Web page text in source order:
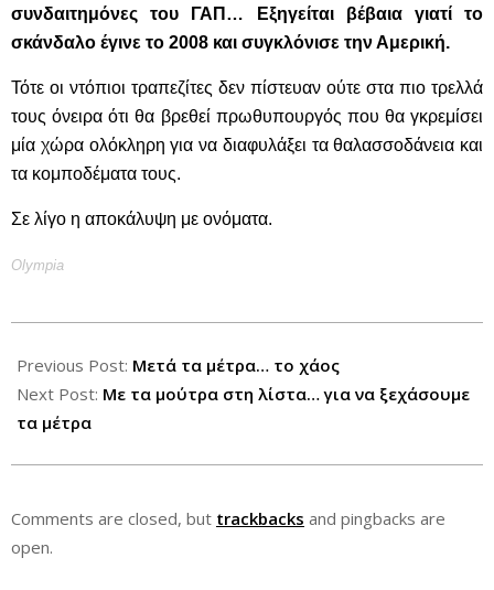
συνδαιτημόνες του ΓΑΠ… Εξηγείται βέβαια γιατί το
σκάνδαλο έγινε το 2008 και συγκλόνισε την Αμερική.
Τότε οι ντόπιοι τραπεζίτες δεν πίστευαν ούτε στα πιο τρελλά
τους όνειρα ότι θα βρεθεί πρωθυπουργός που θα γκρεμίσει
μία χώρα ολόκληρη για να διαφυλάξει τα θαλασσοδάνεια και
τα κομποδέματα τους.
Σε λίγο η αποκάλυψη με ονόματα.
Olympia
10-
27
Previous Post: Μετά τα μέτρα… το χάος
Next Post: Με τα μούτρα στη λίστα… για να ξεχάσουμε
τα μέτρα
Comments are closed, but trackbacks and pingbacks are
open.